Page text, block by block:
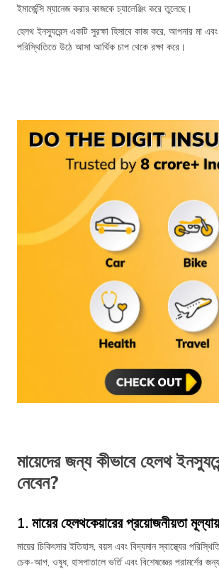
ইমার্জেন্সি ম্যানেজ করার কাজকে চ্যালেঞ্জিং করে তুলেছে।
হেলথ ইনস্যুরেন্স একটি সুরক্ষা হিসাবে কাজ করে, আপনার মা
পরিস্থিতিতে উঠে আসা আর্থিক চাপ থেকে রক্ষা করে।
মায়েদের জন্য কীভাবে হেলথ
নেবেন?
1. মায়ের হেলথকেয়ারের প্রয়োজনীয়তা
মায়ের চিকিৎসার ইতিহাস, বয়স এবং বিদ্যমান স্বাস্থ্যের
চেক-আপ, ওষুধ, হাসপাতালে ভর্তি এবং বিশেষজ্ঞের পরামর্শের